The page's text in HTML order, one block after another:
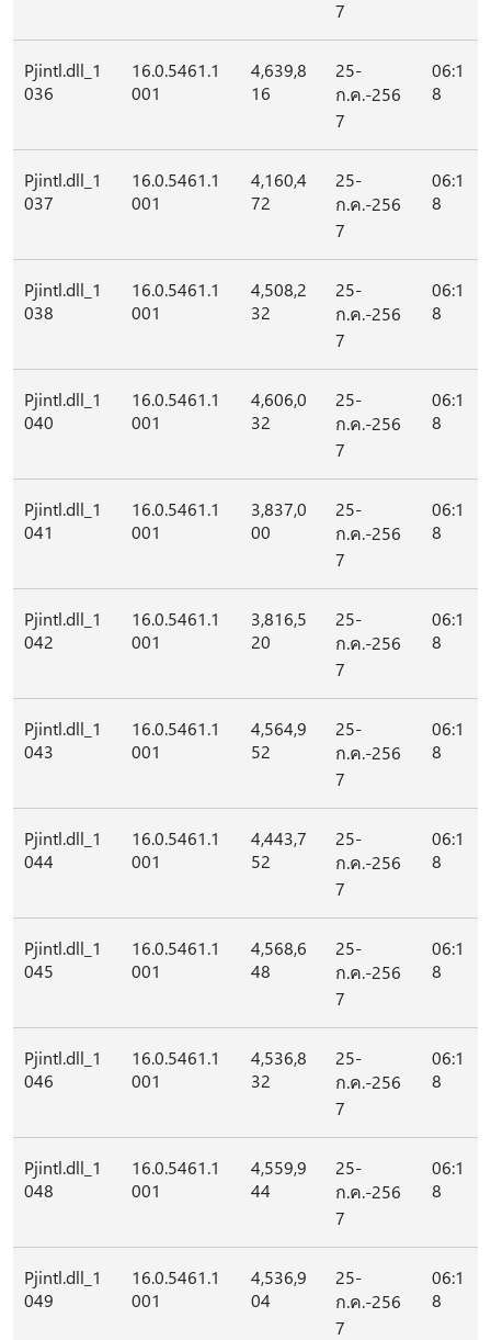
7
Pjintl.dll_1
036
16.0.5461.1
001
4,639,8
16
25-
ก.ค.-256
7
06:1
8
Pjintl.dll_1
037
16.0.5461.1
001
4,160,4
72
25-
ก.ค.-256
7
06:1
8
Pjintl.dll_1
038
16.0.5461.1
001
4,508,2
32
25-
ก.ค.-256
7
06:1
8
Pjintl.dll_1
040
16.0.5461.1
001
4,606,0
32
25-
ก.ค.-256
7
06:1
8
Pjintl.dll_1
041
16.0.5461.1
001
3,837,0
00
25-
ก.ค.-256
7
06:1
8
Pjintl.dll_1
042
16.0.5461.1
001
3,816,5
20
25-
ก.ค.-256
7
06:1
8
Pjintl.dll_1
043
16.0.5461.1
001
4,564,9
52
25-
ก.ค.-256
7
06:1
8
Pjintl.dll_1
044
16.0.5461.1
001
4,443,7
52
25-
ก.ค.-256
7
06:1
8
Pjintl.dll_1
045
16.0.5461.1
001
4,568,6
48
25-
ก.ค.-256
7
06:1
8
Pjintl.dll_1
046
16.0.5461.1
001
4,536,8
32
25-
ก.ค.-256
7
06:1
8
Pjintl.dll_1
048
16.0.5461.1
001
4,559,9
44
25-
ก.ค.-256
7
06:1
8
Pjintl.dll_1
049
16.0.5461.1
001
4,536,9
04
25-
ก.ค.-256
7
06:1
8